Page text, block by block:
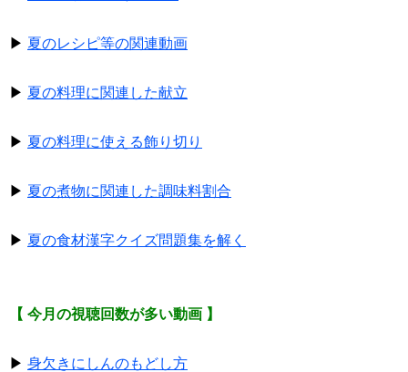
▶ 夏のレシピ等の関連動画
▶ 夏の料理に関連した献立
▶ 夏の料理に使える飾り切り
▶ 夏の煮物に関連した調味料割合
▶ 夏の食材漢字クイズ問題集を解く
【 今月の視聴回数が多い動画 】
▶ 身欠きにしんのもどし方